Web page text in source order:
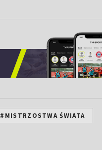
#MISTRZOSTWA ŚWIATA